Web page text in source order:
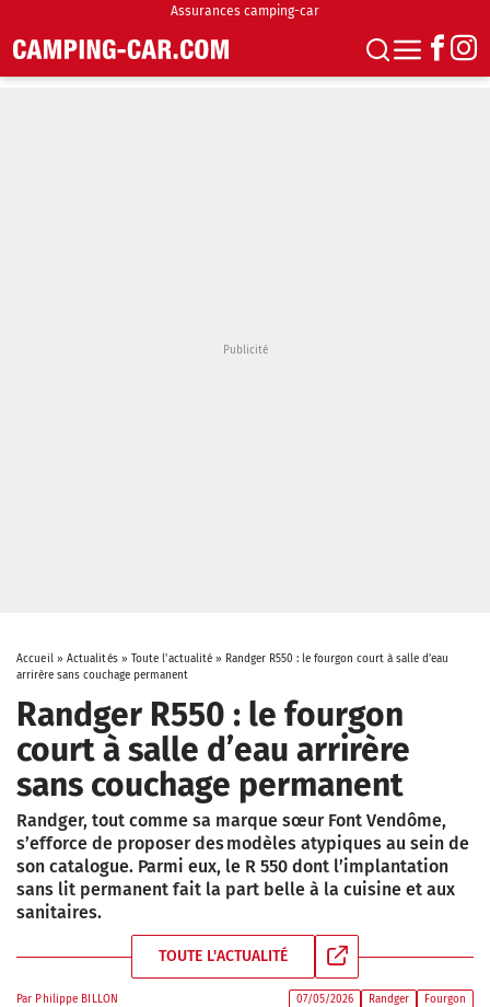
Assurances camping-car
Accueil» Actualités» Toute l'actualité » Randger R550 : le fourgon court à salle d’eau
arrirère sans couchage permanent
Randger R550 : le fourgon
court à salle d’eau arrirère
sans couchage permanent
Randger, tout comme sa marque sœur Font Vendôme,
s’efforce de proposer des modèles atypiques au sein de
son catalogue. Parmi eux, le R 550 dont l’implantation
sans lit permanent fait la part belle à la cuisine et aux
sanitaires.
TOUTE L'ACTUALITÉ
Par Philippe BILLON 07/05/2026 Randger Fourgon